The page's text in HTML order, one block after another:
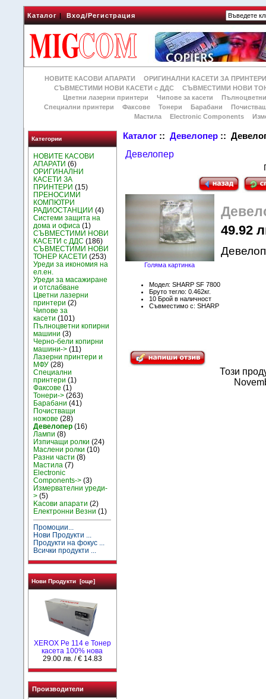
Каталог|Вход/Регистрация
НОВИТЕ КАСОВИ АПАРАТИ
ОРИГИНАЛНИ КАСЕТИ ЗА
СЪВМЕСТИМИ НОВИ КАСЕТИ с ДДС
СЪВМЕСТИМИ НОВИ
Цветни лазерни принтери
Чипове за касети
Специални принтери
Факсове Тонери Барабани
Мастила
Electronic Components
Категории
НОВИТЕ КАСОВИ
АПАРАТИ (6)
ОРИГИНАЛНИ
КАСЕТИ ЗА
ПРИНТЕРИ (15)
ПРЕНОСИМИ
КОМПЮТРИ
РАДИОСТАНЦИИ (4)
Системи защита на
дома и офиса (1)
СЪВМЕСТИМИ НОВИ
КАСЕТИ с ДДС (186)
СЪВМЕСТИМИ НОВИ
ТОНЕР КАСЕТИ (253)
Уреди за икономия на
ел.ен.
Уреди за масажиране
и отслабване
Цветни лазерни
принтери (2)
Чипове за
касети (101)
Пълноцветни копирни
машини (3)
Черно-бели копирни
машини-> (11)
Лазерни принтери и
МФУ (28)
Специални
принтери (1)
Факсове (1)
Тонери-> (263)
Барабани (41)
Почистващи
ножове (28)
Девелопер (16)
Лампи (8)
Изпичащи ролки (24)
Маслени ролки (10)
Разни части (8)
Мастила (7)
Electronic
Components-> (3)
Измервателни уреди-
> (5)
Kасови апарати (2)
Електронни Везни (1)
Промоции...
Нови Продукти ...
Продукти на фокус ...
Всички продукти ...
Нови Продукти [още]
XEROX Pe 114 e Тонер
касета 100% нова
29.00 лв. / € 14.83
Производители
Каталог ::Девелопер ::
Девелопер
Голяма картинка
49.92
Модел: SHARP SF 7800
Бруто тегло: 0.462кг.
10 Брой в наличност
Съвместимо с: SHARP
Този